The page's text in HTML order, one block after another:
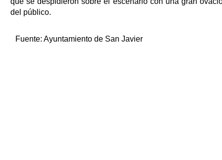
del público.
Fuente: Ayuntamiento de San Javier